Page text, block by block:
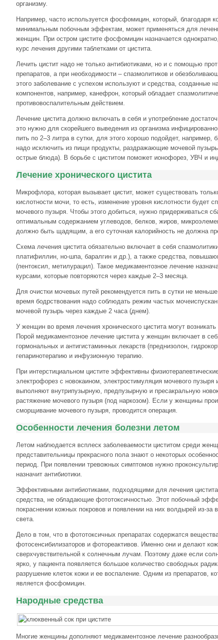
организму.
Например, часто используется фосфомицин, который, благодаря
минимальным побочным эффектам, может применяться для
женщин. При остром цистите фосфомицин назначается
курс лечения другими таблетками от цистита.
Лечить цистит надо не только антибиотиками, но и с помощью
препаратов, а при необходимости – спазмолитиков и
этого заболевание с успехом используют и средства, созданные
компонентов, например, канефрон, который обладает
противовоспалительным действием.
Лечение цистита должно включать в себя и употребление
это нужно для скорейшего выведения из организма
пить по 2–3 литра в сутки, для этого хорошо подойдет, например,
надо исключить из пищи продукты, раздражающие мочевой
острые блюда). В борьбе с циститом поможет ионофорез, УВЧ и
Лечение хронического цистита
Микрофлора, которая вызывает цистит, может существовать
кислотности мочи, то есть, изменение уровня кислотности будет
мочевого пузыря. Чтобы этого добиться, нужно придерживаться
оптимальным содержанием углеводов, белков, жиров,
должно быть щадящим, а его суточная калорийность не должна
Схема лечения цистита обязательно включает в себя
платифиллин, но-шпа, баралгин и др.), а также средства,
(пентоксил, метилурацил). Такое медикаментозное лечение
курсами, которые повторяются через каждые 2–3 месяца.
Для очистки мочевых путей рекомендуется пить в сутки не
время бодрствования надо соблюдать режим частых
мочевой пузырь через каждые 2 часа (днем).
У женщин во время лечения хронического цистита могут
Порой медикаментозное лечение цистита у женщин включает в
гормональных и антигистаминных лекарств (преднизолон,
гепаринотерапию и инфузионную терапию.
При интерстициальном цистите эффективны
электрофорез с новокаином, электростимуляция мочевого пузыря
выполняют внутрипузырную, предпузырную и пресакральную
растяжение мочевого пузыря (под наркозом). Если у женщины
сморщивание мочевого пузыря, проводится операция.
Особенности лечения болезни летом
Летом наблюдается всплеск заболеваемости циститом среди
представительницы прекрасного пола знают о некоторых
период. При появлении тревожных симптомов нужно
назначит антибиотики.
Эффективными антибиотиками, подходящими для лечения
средства, не обладающие фототоксичностью. Этот побочный
покраснении кожных покровов и появлении на них волдырей из-за
света.
Дело в том, что в фототоксичных препаратах содержатся
фотосенсибилизаторов и фотореактивов. Именно они и делают
сверхчувствительной к солнечным лучам. Поэтому даже если
ярко, у пациента появляется большое количество свободных
разрушение клеток кожи и ее воспаление. Одним из препаратов,
является фосфомицин.
Народные средства
Многие женщины дополняют медикаментозное лечение